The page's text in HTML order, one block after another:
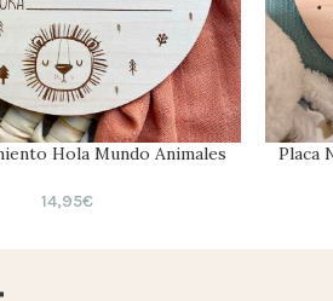
Hola Mundo Animales
14,95€
Placa